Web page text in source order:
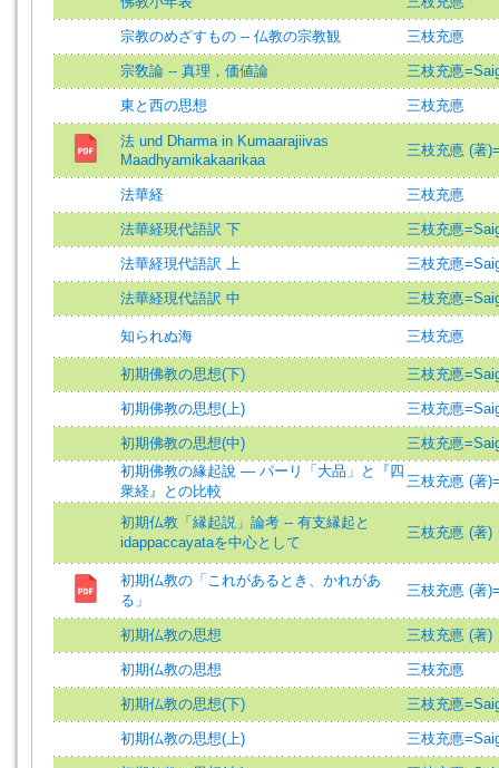
宗教のめざすもの -- 仏教の宗教観 三枝充悳
宗敎論 -- 真理，価値論 三枝充悳
東と西の思想 三枝充悳
法 und Dharma in Kumaarajiivas
Maadhyamikakaarikaa
三枝充悳 (著
法華経 三枝充悳
法華経現代語訳 下 三枝充悳
法華経現代語訳 上 三枝充悳
法華経現代語訳 中 三枝充悳
知られぬ海 三枝充悳
初期佛教の思想(下) 三枝充悳
初期佛教の思想(上) 三枝充悳
初期佛教の思想(中)
三枝充悳
初期佛教の緣起說 — パーリ「大品」と『四
衆経』との比較
三枝充悳 (著
初期仏教「縁起説」論考 -- 有支縁起と
idappaccayataを中心として
三枝充悳 (著)
初期仏教の「これがあるとき、かれがあ
る」
三枝充悳 (著
初期仏教の思想 三枝充悳 (著)
初期仏教の思想 三枝充悳
初期仏教の思想(下) 三枝充悳
初期仏教の思想(上) 三枝充悳